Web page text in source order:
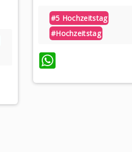
#5 Hochzeitstag
#hochzeitstag